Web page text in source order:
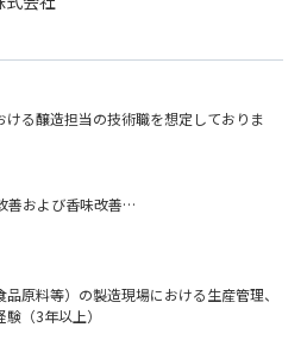
る醸造担当の技術職を想定しておりま
善および香味改善
規設備のアセスメントおよび導入
スメントおよび製造立上げ
および導入
、ご指摘含む）・設備トラブル発生時の
原料等）の製造現場における生産管理、
（3年以上）